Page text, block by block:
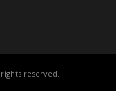
rights reserved.